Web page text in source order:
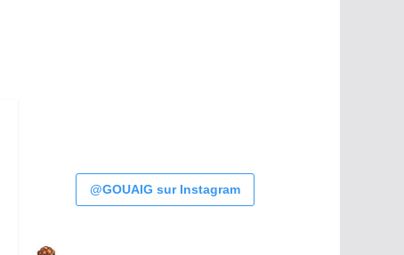
@GOUAIG sur Instagram